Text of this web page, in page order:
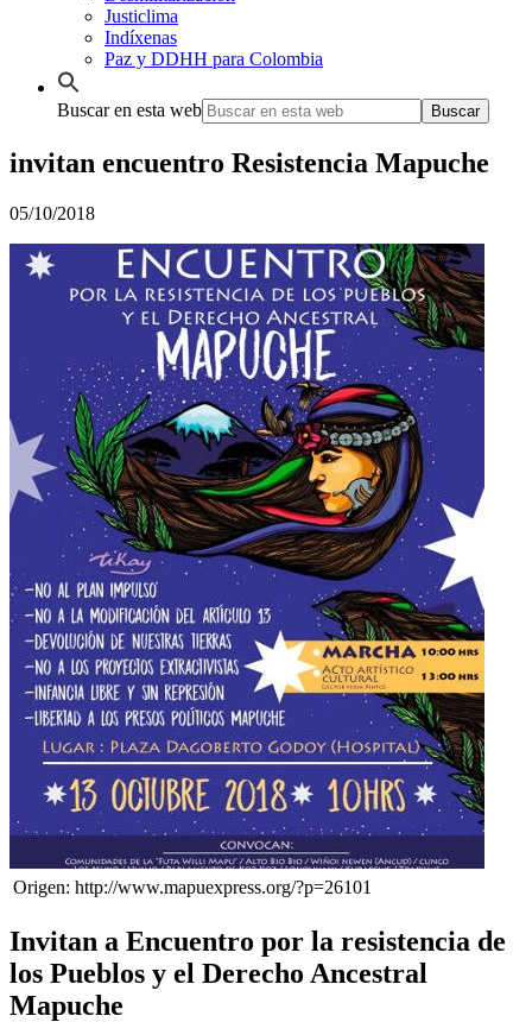
Justiclima
Indíxenas
Paz y DDHH para Colombia
Buscar en esta web
invitan encuentro Resistencia Mapuche
05/10/2018
Origen: http://www.mapuexpress.org/?p=26101
Invitan a Encuentro por la resistencia de
los Pueblos y el Derecho Ancestral
Mapuche